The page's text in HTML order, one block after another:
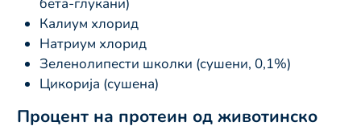
бета-глукани)
Калиум хлорид
Натриум хлорид
Зеленолипести школки (сушени, 0,1%)
Цикорија (сушена)
Процент на протеин од животинско